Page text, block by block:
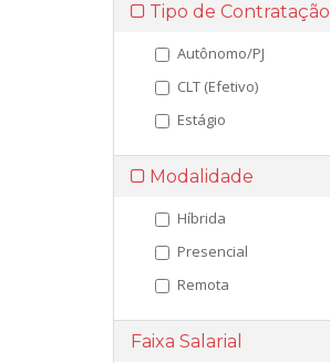
Tipo de Contratação
Autônomo/PJ
CLT (Efetivo)
Estágio
Modalidade
Híbrida
Presencial
Remota
Faixa Salarial